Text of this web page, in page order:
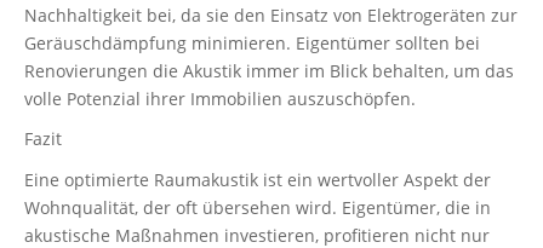
Nachhaltigkeit bei, da sie den Einsatz von Elektrogeräten zur
Geräuschdämpfung minimieren. Eigentümer sollten bei
Renovierungen die Akustik immer im Blick behalten, um das
volle Potenzial ihrer Immobilien auszuschöpfen.
Fazit
Eine optimierte Raumakustik ist ein wertvoller Aspekt der
Wohnqualität, der oft übersehen wird. Eigentümer, die in
akustische Maßnahmen investieren, profitieren nicht nur